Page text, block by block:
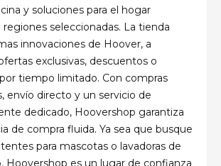
y soluciones para el hogar
seleccionadas. La tienda
innovaciones de Hoover, a
exclusivas, descuentos o
tiempo limitado. Con compras
envío directo y un servicio de
dedicado, Hoovershop garantiza
de compra fluida. Ya sea que busque
para mascotas o lavadoras de
Hoovershop es un lugar de confianza